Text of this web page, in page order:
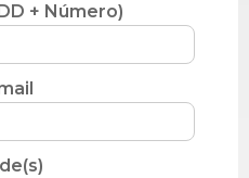
+ Número)